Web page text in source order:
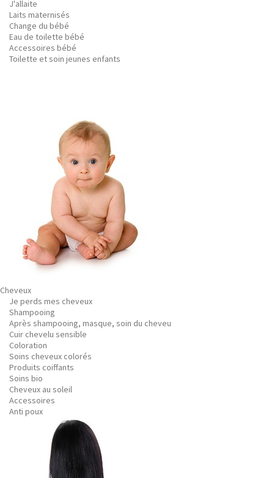
J'allaite
Laits maternisés
Change du bébé
Eau de toilette bébé
Accessoires bébé
Toilette et soin jeunes enfants
Cheveux
Je perds mes cheveux
Shampooing
Après shampooing, masque, soin du cheveu
Cuir chevelu sensible
Coloration
Soins cheveux colorés
Produits coiffants
Soins bio
Cheveux au soleil
Accessoires
Anti poux